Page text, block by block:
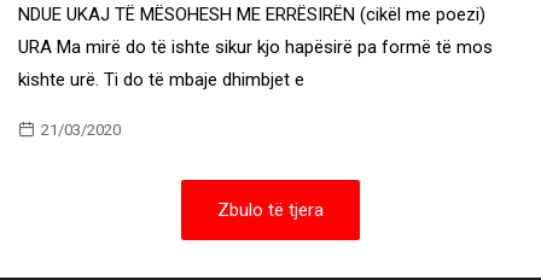
NDUE UKAJ TË MËSOHESH ME ERRËSIRËN (cikël me poezi)
URA Ma mirë do të ishte sikur kjo hapësirë pa formë të mos
kishte urë. Ti do të mbaje dhimbjet e
21/03/2020
Zbulo të tjera